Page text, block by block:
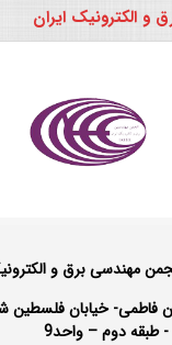
و الکترونیک ایران
مهندسی برق و